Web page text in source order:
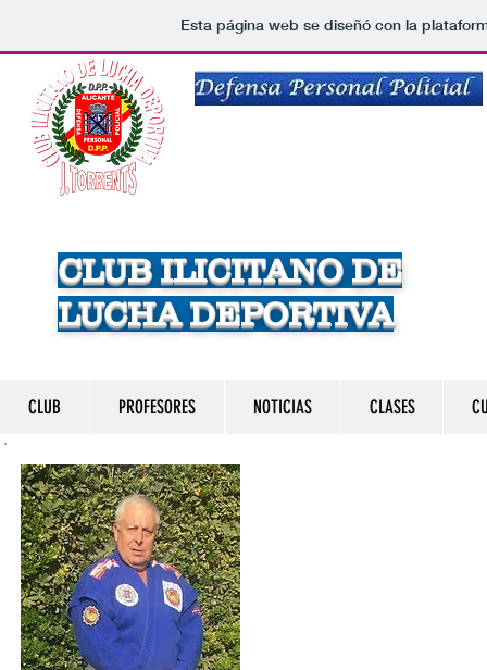
Esta página web se diseñó con la
CLUB ILICITANO DE
LUCHA DEPORTIVA
CLUB PROFESORES NOTICIAS CLASES